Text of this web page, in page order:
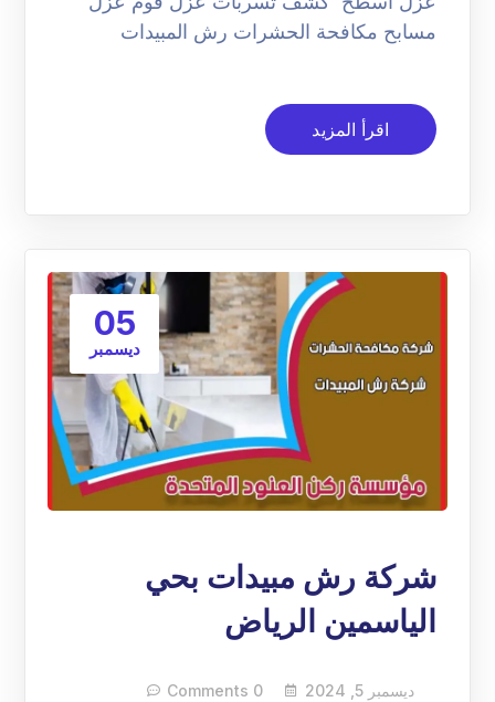
مسابح مكافحة الحشرات رش المبيدات
اقرأ المزيد
05
ديسمبر
شركة رش مبيدات بحي
الياسمين الرياض
ديسمبر 5, 2024 0 Comments